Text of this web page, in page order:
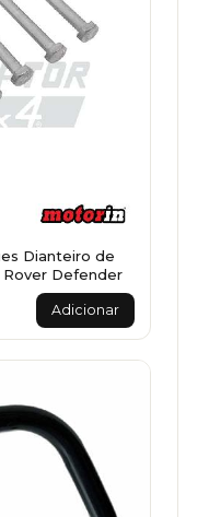
Dianteiro de
Defender
Adicionar